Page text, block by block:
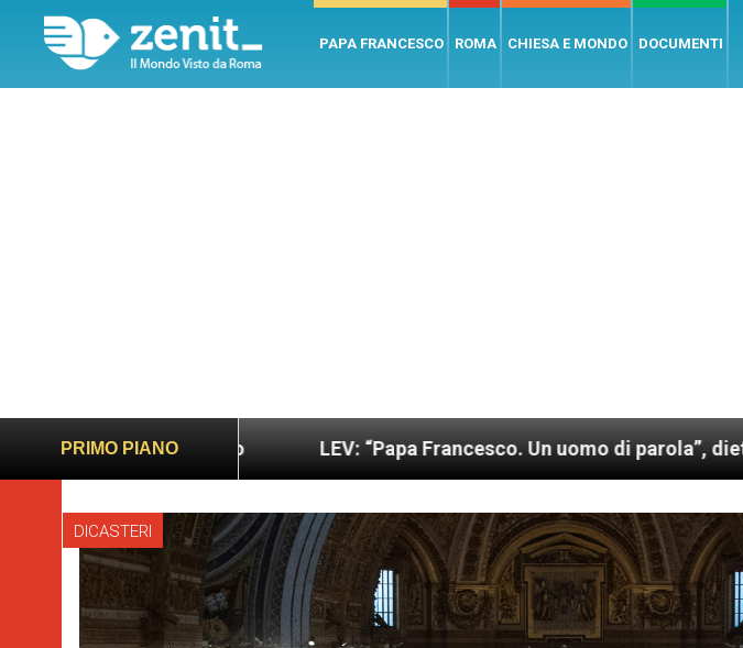
PAPA FRANCESCO ROMA CHIESA E MONDO DOCUMENTI
PRIMO PIANOLEV: “Papa Francesco. Un uomo di parola”, dietro le quinte
DICASTERI